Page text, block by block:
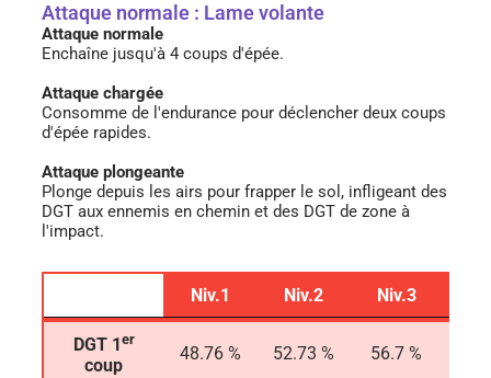
Attaque normale : Lame volante
Attaque normale
Enchaîne jusqu'à 4 coups d'épée.
Attaque chargée
Consomme de l'endurance pour déclencher deux coups
d'épée rapides.
Attaque plongeante
Plonge depuis les airs pour frapper le sol, infligeant des
DGT aux ennemis en chemin et des DGT de zone à
l'impact.
Niv.1 Niv.2 Niv.3
DGT 1 er
coup
48.76 % 52.73 % 56.7 %